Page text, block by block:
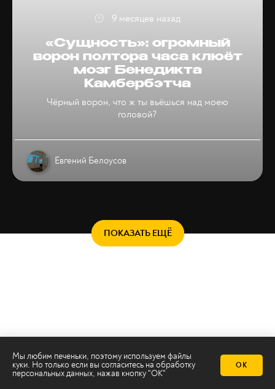
«Сущность»: огромный
ворон полтора часа клюёт
мозг Бенедикта
Камбербэтча
Чёрный ворон, что ж ты вьёшься над моею
головой?
Евгений Белоусов
9 месяцев назад
ПОКАЗАТЬ ЕЩЁ
Мы любим печеньки, поэтому используем файлы
куки. Но только если вы согласитесь на обработку
персональных данных, нажав кнопку "ОК"
ОК